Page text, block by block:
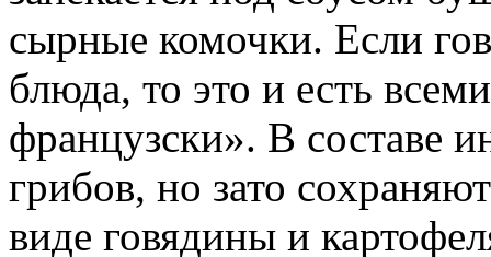
сырные комочки. Если
блюда, то это и есть
французски». В составе
грибов, но зато
виде говядины и